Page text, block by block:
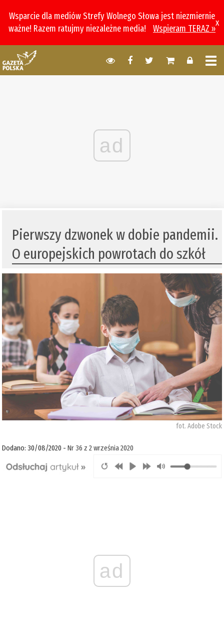
Wsparcie dla mediów Strefy Wolnego Słowa jest niezmiernie
ważne! Razem ratujmy niezależne media!
Wspieram TERAZ »
x
ad
Pierwszy dzwonek w dobie pandemii.
O europejskich powrotach do szkół
fot. Adobe Stock
Dodano: 30/08/2020 -Nr 36 z 2 września 2020
ad